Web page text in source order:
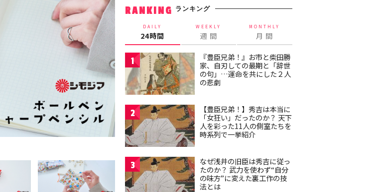
RANKING ランキング
DAILY
24時間
WEEKLY
週 間
MONTHLY
月 間
1
『豊臣兄弟！』お市と柴田勝
家、自刃しての最期と「辞世
の句」…運命を共にした２人
の悲劇
2
【豊臣兄弟！】秀吉は本当に
「女狂い」だったのか？ 天下
人を彩った11人の側室たちを
時系列で一挙紹介
3
なぜ浅井の旧臣は秀吉に従っ
たのか？ 武力を使わず“自分
の味方”に変えた裏工作の技
法とは